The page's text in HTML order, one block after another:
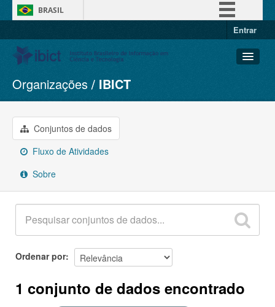
BRASIL
Entrar
Conjuntos de dados
Organizações
Grupos
Sobre
Organizações IBICT
Conjuntos de dados
Fluxo de Atividades
Sobre
Ordenar por
1 conjunto de dados encontrado